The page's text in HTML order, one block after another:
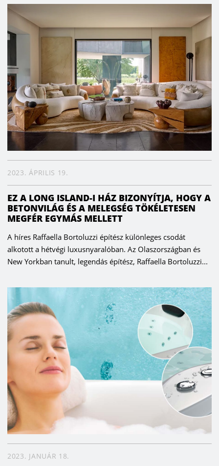
2023. ÁPRILIS 19.
EZ A LONG ISLAND-I HÁZ BIZONYÍTJA, HOGY A
BETONVILÁG ÉS A MELEGSÉG TÖKÉLETESEN
MEGFÉR EGYMÁS MELLETT
A híres Raffaella Bortoluzzi építész különleges csodát
alkotott a hétvégi luxusnyaralóban. Az Olaszországban és
New Yorkban tanult, legendás építész, Raffaella Bortoluzzi...
2023. JANUÁR 18.